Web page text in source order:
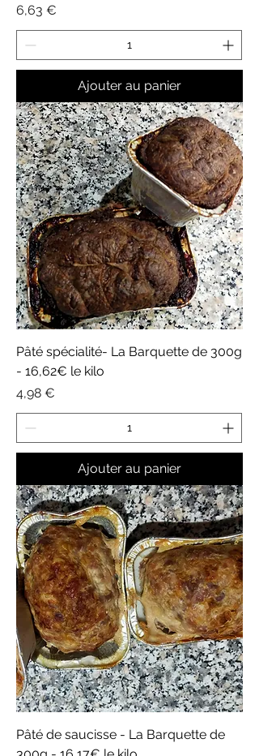
Prix
6,63 €
Ajouter au panier
Pâté spécialité- La Barquette de 300g
- 16,62€ le kilo
Prix
4,98 €
Ajouter au panier
Pâté de saucisse - La Barquette de